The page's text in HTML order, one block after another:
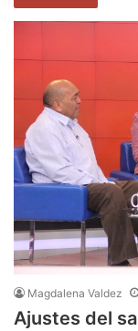
Magdalena Valdez
Ajustes del